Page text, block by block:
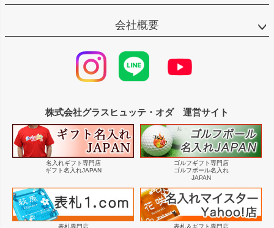
会社概要
株式会社グラスヒュッテ・オダ 運営サイト
名入れギフト専門店
ギフト名入れJAPAN
ゴルフギフト専門店
ゴルフボール名入れ
JAPAN
表札専門店 表札＆ギフト専門店